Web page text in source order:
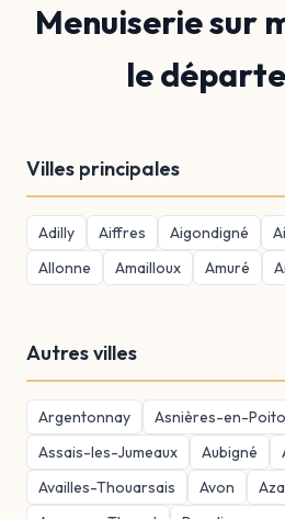
Menuiserie sur
le
Villes principales
Adilly Aiffres Aigondigné
Allonne
Amailloux Amuré
Autres villes
Argentonnay
Asnières-en-
Assais-les-Jumeaux
Aubigné
Availles-Thouarsais
Avon